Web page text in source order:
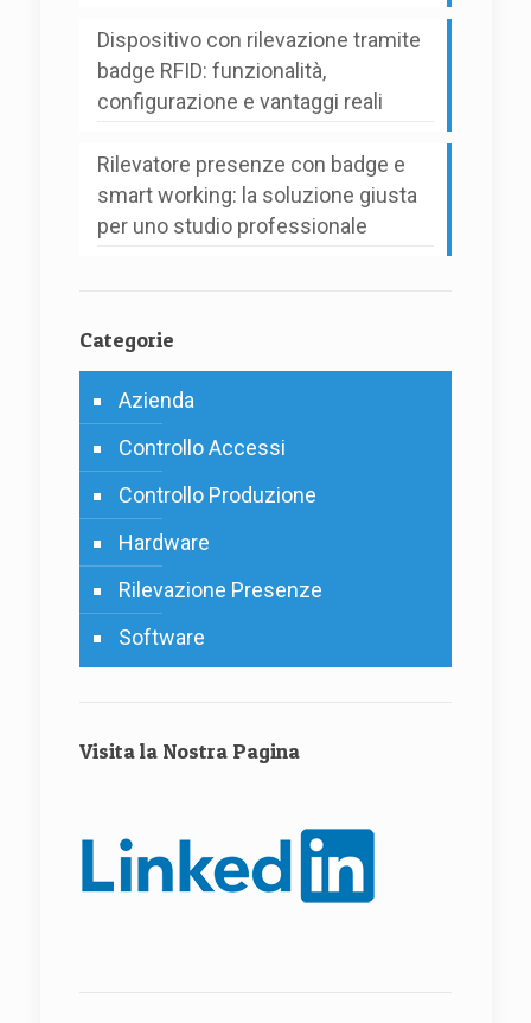
Dispositivo con rilevazione tramite
badge RFID: funzionalità,
configurazione e vantaggi reali
Rilevatore presenze con badge e
smart working: la soluzione giusta
per uno studio professionale
Categorie
Azienda
Controllo Accessi
Controllo Produzione
Hardware
Rilevazione Presenze
Software
Visita la Nostra Pagina